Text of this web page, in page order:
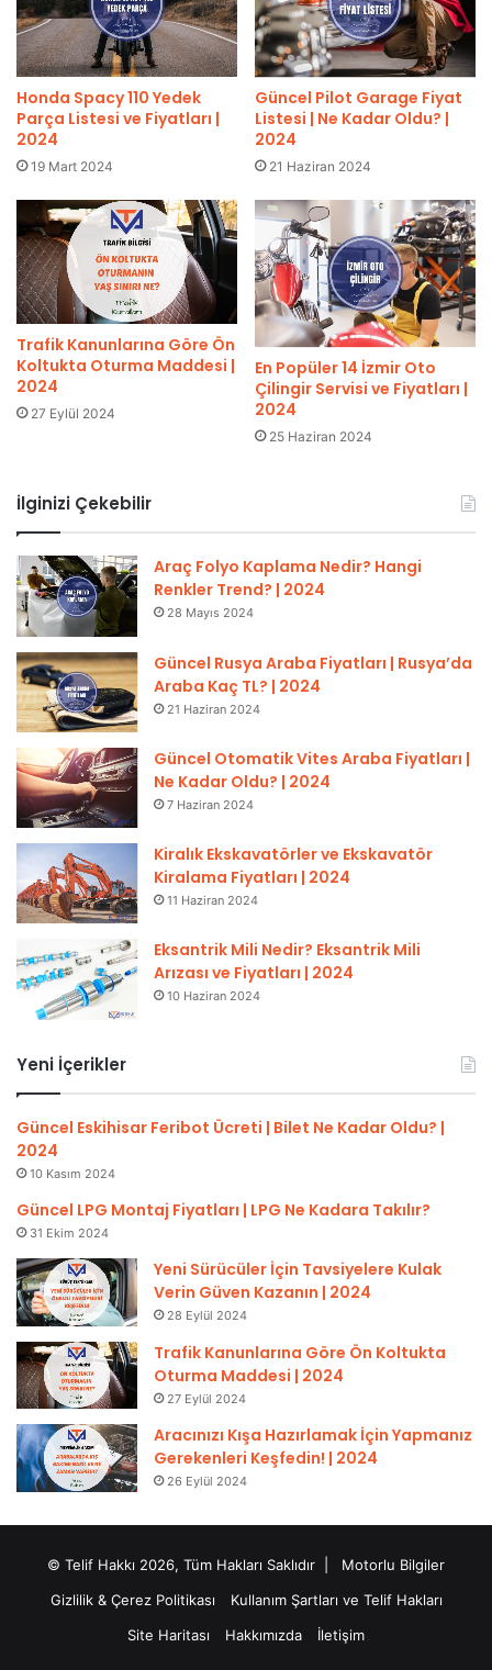
Honda Spacy 110 Yedek
Parça Listesi ve Fiyatları |
2024
19 Mart 2024
Güncel Pilot Garage Fiyat
Listesi | Ne Kadar Oldu? |
2024
21 Haziran 2024
Trafik Kanunlarına Göre Ön
Koltukta Oturma Maddesi |
2024
27 Eylül 2024
En Popüler 14 İzmir Oto
Çilingir Servisi ve Fiyatları |
2024
25 Haziran 2024
İlginizi Çekebilir
Araç Folyo Kaplama Nedir? Hangi
Renkler Trend? | 2024
28 Mayıs 2024
Güncel Rusya Araba Fiyatları | Rusya’da
Araba Kaç TL? | 2024
21 Haziran 2024
Güncel Otomatik Vites Araba Fiyatları |
Ne Kadar Oldu? | 2024
7 Haziran 2024
Kiralık Ekskavatörler ve Ekskavatör
Kiralama Fiyatları | 2024
11 Haziran 2024
Eksantrik Mili Nedir? Eksantrik Mili
Arızası ve Fiyatları | 2024
10 Haziran 2024
Yeni İçerikler
Güncel Eskihisar Feribot Ücreti | Bilet Ne Kadar Oldu? |
2024
10 Kasım 2024
Güncel LPG Montaj Fiyatları | LPG Ne Kadara Takılır?
31 Ekim 2024
Yeni Sürücüler İçin Tavsiyelere Kulak
Verin Güven Kazanın | 2024
28 Eylül 2024
Trafik Kanunlarına Göre Ön Koltukta
Oturma Maddesi | 2024
27 Eylül 2024
Aracınızı Kışa Hazırlamak İçin Yapmanız
Gerekenleri Keşfedin! | 2024
26 Eylül 2024
© Telif Hakkı 2026, Tüm Hakları Saklıdır | Motorlu Bilgiler
Gizlilik & Çerez Politikası
Kullanım Şartları ve Telif Hakları
Site Haritası
Hakkımızda İletişim